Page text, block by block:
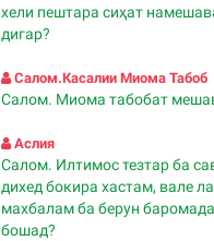
хели пештара сиҳат
дигар?
Салом.касалии Миома Табоб
Салом. Миома табобат
Аслия
Салом. Илтимос тезтар ба
дихед бокира хастам, вале
махбалам ба берун
бошад?